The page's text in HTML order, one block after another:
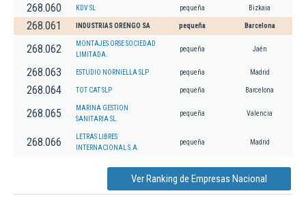
268.060 KDV SL pequeña Bizkaia
268.061 INDUSTRIAS ORENGO SA pequeña Barcelona
268.062
MONTAJES ORSE SOCIEDAD
LIMITADA.
pequeña Jaén
268.063 ESTUDIO NORNIELLA SLP pequeña Madrid
268.064 TOT CAT SLP pequeña Barcelona
268.065
MARINA GESTION
SANITARIA SL.
pequeña Valencia
268.066
LETRAS LIBRES
INTERNACIONAL S.A.
pequeña Madrid
Ver Ranking de Empresas Nacional